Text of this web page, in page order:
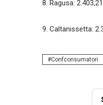
8. Ragusa:
9. Caltanissetta:
Confconsumatori